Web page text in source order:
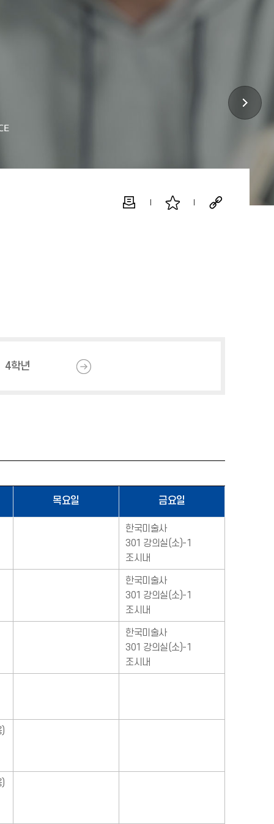
4학년
목요일 금요일
한국미술사
301 강의실(소)-1
조시내
한국미술사
301 강의실(소)-1
조시내
한국미술사
301 강의실(소)-1
조시내